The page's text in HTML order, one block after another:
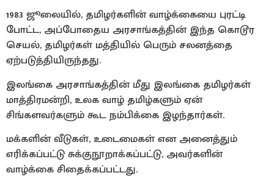
1983 ஜூலையில், தமிழர்களின் வாழ்க்கையை புரட்டி
போட்ட, அப்போதைய அரசாங்கத்தின் இந்த கொடூர
செயல், தமிழர்கள் மத்தியில் பெரும் சலனத்தை
ஏற்படுத்தியிருந்தது.
இலங்கை அரசாங்கத்தின் மீது இலங்கை தமிழர்கள்
மாத்திரமன்றி, உலக வாழ் தமிழ்களும் ஏன்
சிங்களவர்களும் கூட நம்பிக்கை இழந்தார்கள்.
மக்களின் வீடுகள், உடைமைகள் என அனைத்தும்
எரிக்கப்பட்டு சுக்குநூறாக்கப்பட்டு, அவர்களின்
வாழ்க்கை சிதைக்கப்பட்டது.